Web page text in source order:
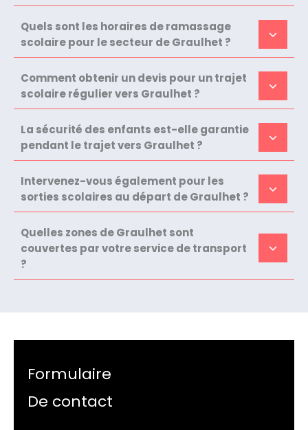
Quels sont les horaires de ramassage
scolaire pour le secteur de Graulhet ?
Comment obtenir un devis pour un trajet
scolaire régulier vers Graulhet ?
La sécurité des enfants est-elle garantie
pendant le trajet vers Graulhet ?
Intervenez-vous également pour les
sorties scolaires au départ de Graulhet ?
Quelles zones de Graulhet sont
couvertes par votre service de transport
?
Formulaire
De contact